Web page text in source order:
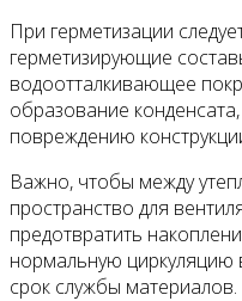
При герметизации
герметизирующие
водоотталкивающее
образование
повреждению
Важно, чтобы между
пространство для
предотвратить
нормальную циркуляцию
срок службы материалов.